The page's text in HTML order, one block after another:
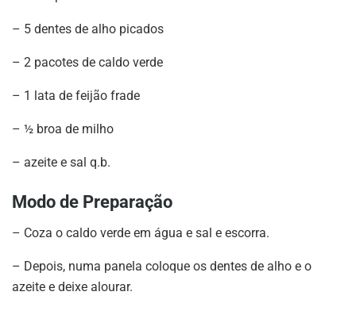
– 5 dentes de alho picados
– 2 pacotes de caldo verde
– 1 lata de feijão frade
– ½ broa de milho
– azeite e sal q.b.
Modo de Preparação
– Coza o caldo verde em água e sal e escorra.
– Depois, numa panela coloque os dentes de alho e o
azeite e deixe alourar.